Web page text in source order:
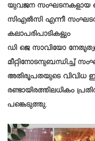
യുവജന സംഘടനകളായ
സിഎൽസി എന്നീ
കലാപരിപാടികളും
ഡി ജെ സാവിയോ
മീറ്റിനോടനുബന്ധിച്ച്
അതിരൂപതയുടെ വിവിധ
രണ്ടായിരത്തിലധികം
പങ്കെടുത്തു.